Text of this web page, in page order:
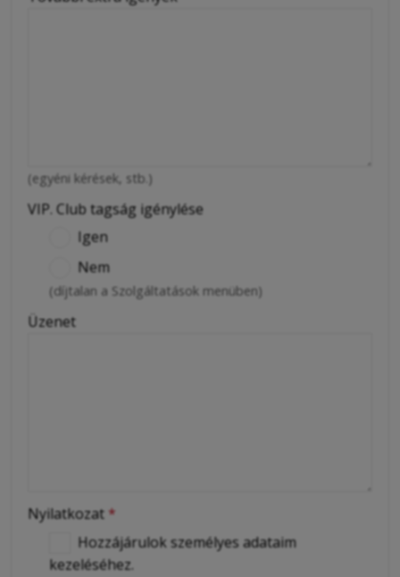
(egyéni kérések, stb.)
VIP. Club tagság igénylése
Igen
Nem
(díjtalan a Szolgáltatások menüben)
Üzenet
Nyilatkozat *
Hozzájárulok személyes adataim
kezeléséhez.